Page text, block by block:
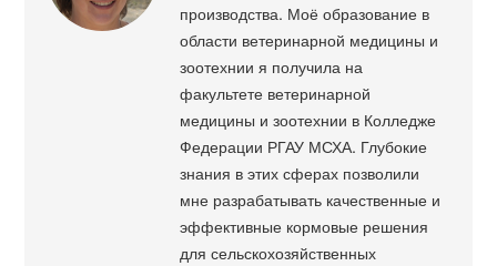
производства. Моё образование в
области ветеринарной медицины и
зоотехнии я получила на
факультете ветеринарной
медицины и зоотехнии в Колледже
Федерации РГАУ МСХА. Глубокие
знания в этих сферах позволили
мне разрабатывать качественные и
эффективные кормовые решения
для сельскохозяйственных